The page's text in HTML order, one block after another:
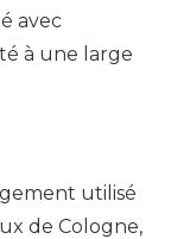
avec
à une large
utilisé
de Cologne,